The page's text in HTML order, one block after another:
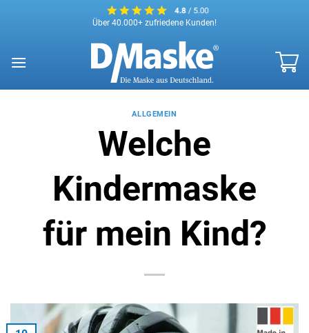
Über 40.000+ zufriedene Kunden!
ALLGEMEIN
Welche
Kindermaske
für mein Kind?